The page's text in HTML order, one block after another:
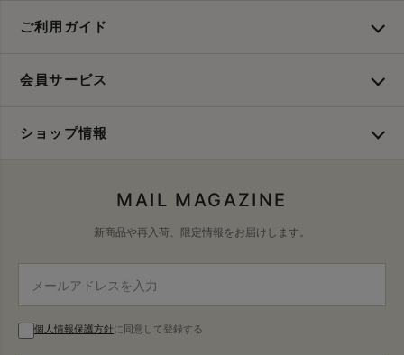
ご利用ガイド
会員サービス
ショップ情報
MAIL MAGAZINE
新商品や再入荷、限定情報をお届けします。
個人情報保護方針に同意して登録する